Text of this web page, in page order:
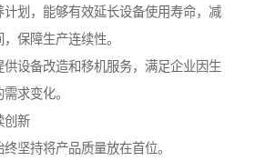
计划，能够有效延长设备使用寿命，减
保障生产连续性。
供设备改造和移机服务，满足企业因生
求变化。
创新
坚持将产品质量放在首位。